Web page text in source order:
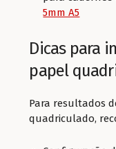
5mm A5
Dicas para
papel
Para resultados
quadriculado,